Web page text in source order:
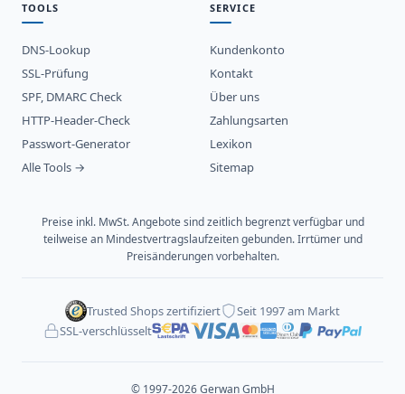
TOOLS
DNS-Lookup
SSL-Prüfung
SPF, DMARC Check
HTTP-Header-Check
Passwort-Generator
Alle Tools →
SERVICE
Kundenkonto
Kontakt
Über uns
Zahlungsarten
Lexikon
Sitemap
Preise inkl. MwSt. Angebote sind zeitlich begrenzt verfügbar und
teilweise an Mindestvertragslaufzeiten gebunden. Irrtümer und
Preisänderungen vorbehalten.
Trusted Shops zertifiziert
Seit 1997 am Markt
SSL-verschlüsselt
© 1997-2026 Gerwan GmbH